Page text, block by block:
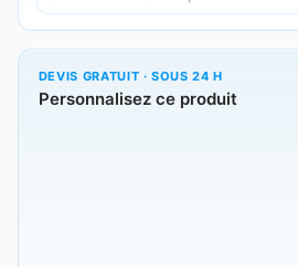
DEVIS GRATUIT · SOUS 24 H
Personnalisez ce produit